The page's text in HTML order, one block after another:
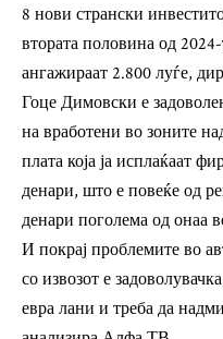
8 нови странски
втората половина од
ангажираат 2.800 луѓе,
Гоце Димовски е
на вработени во зоните
плата која ја исплаќаат
денари, што е повеќе од
денари поголема од онаа
И покрај проблемите во
со извозот е
евра лани и треба да